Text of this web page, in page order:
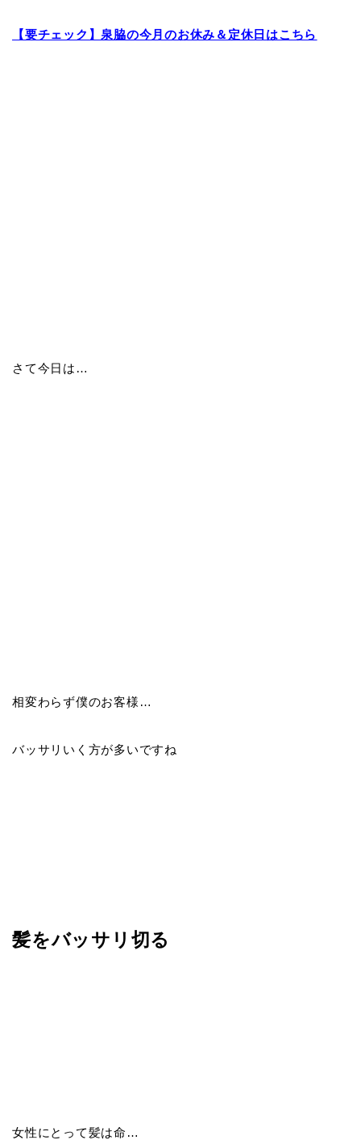
【要チェック】泉脇の今月のお休み＆定休日はこちら
さて今日は…
相変わらず僕のお客様…
バッサリいく方が多いですね
髪をバッサリ切る
女性にとって髪は命…